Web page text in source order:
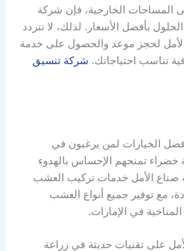
المساحات الخارجية، فإن شركة
بأفضل الأسعار. لذلك، لا تتردد
لحجز موعد والحصول على خدمة
تناسب احتياجاتك. شركة تنسيق
الخيارات لمن يرغبون في
تمنحهم الإحساس بالهدوء
صناع الأمل خدمات تركيب العشب
مع توفير جميع أنواع العشب
في الإمارات.
على تقنيات حديثة في زراعة